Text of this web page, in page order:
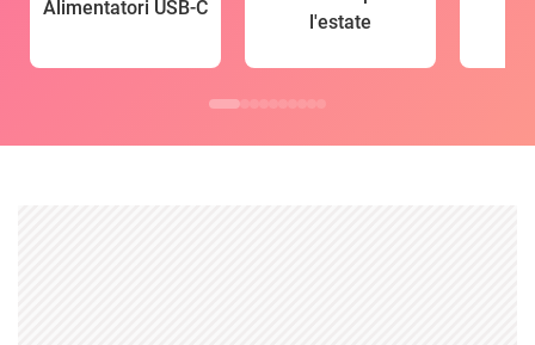
Alimentatori USB-C
l'estate